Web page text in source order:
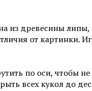
из древесины
от картинки.
по оси, чтобы
всех кукол до